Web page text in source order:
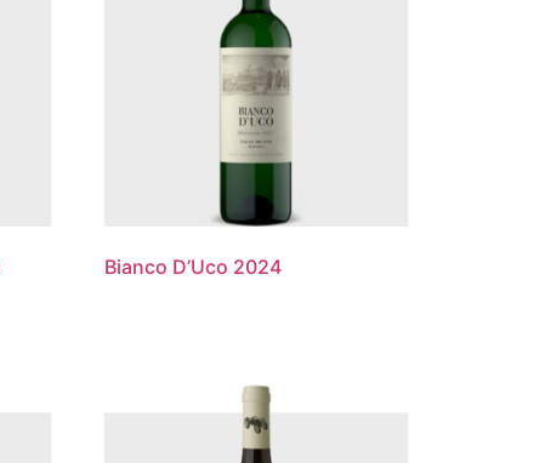
Bianco D’Uco 2024